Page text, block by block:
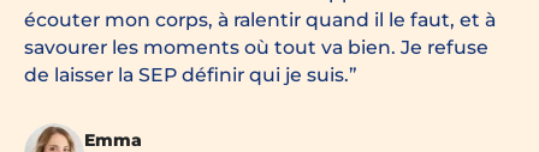
écouter mon corps, à ralentir quand il le faut, et à
savourer les moments où tout va bien. Je refuse
de laisser la SEP définir qui je suis.
Emma